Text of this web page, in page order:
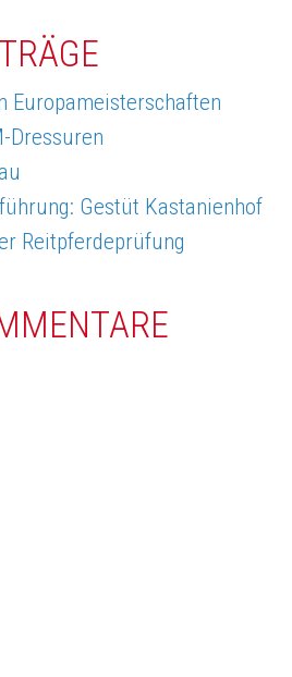
Europameisterschaften
Dressuren
Gestüt Kastanienhof
Reitpferdeprüfung